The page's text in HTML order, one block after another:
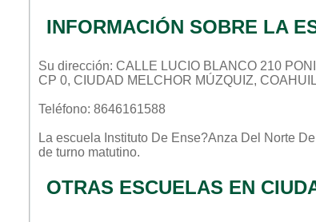
INFORMACIÓN SOBRE LA
Su dirección: CALLE LUCIO BLANCO 210
CP 0, CIUDAD MELCHOR MÚZQUIZ,
Teléfono: 8646161588
La escuela Instituto De Ense?anza Del Norte
de turno matutino.
OTRAS ESCUELAS EN